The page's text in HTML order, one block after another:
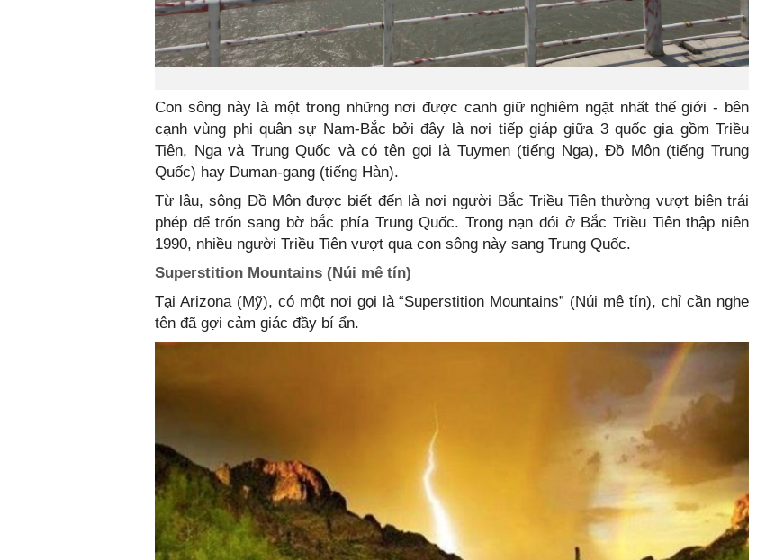
Con sông này là một trong những nơi được canh giữ nghiêm ngặt nhất thế giới - bên
cạnh vùng phi quân sự Nam-Bắc bởi đây là nơi tiếp giáp giữa 3 quốc gia gồm Triều
Tiên, Nga và Trung Quốc và có tên gọi là Tuymen (tiếng Nga), Đồ Môn (tiếng Trung
Quốc) hay Duman-gang (tiếng Hàn).
Từ lâu, sông Đồ Môn được biết đến là nơi người Bắc Triều Tiên thường vượt biên trái
phép để trốn sang bờ bắc phía Trung Quốc. Trong nạn đói ở Bắc Triều Tiên thập niên
1990, nhiều người Triều Tiên vượt qua con sông này sang Trung Quốc.
Superstition Mountains (Núi mê tín)
Tại Arizona (Mỹ), có một nơi gọi là “Superstition Mountains” (Núi mê tín), chỉ cần nghe
tên đã gợi cảm giác đầy bí ẩn.